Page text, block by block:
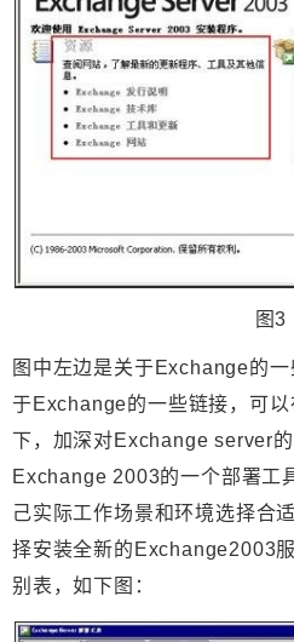
图3
图中左边是关于Exchange的
于Exchange的一些链接，可
下，加深对Exchange server
Exchange 2003的一个部署工
己实际工作场景和环境选择合
择安装全新的Exchange2003
别表，如下图：